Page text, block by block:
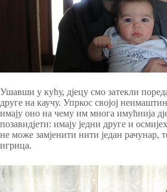
Ушавши у кућу, дјецу смо затекли
друге на каучу. Упркос својој
имају оно на чему им многа имућнија
позавидјети: имају једни друге и
не може замјенити нити један рачунар,
игрица.